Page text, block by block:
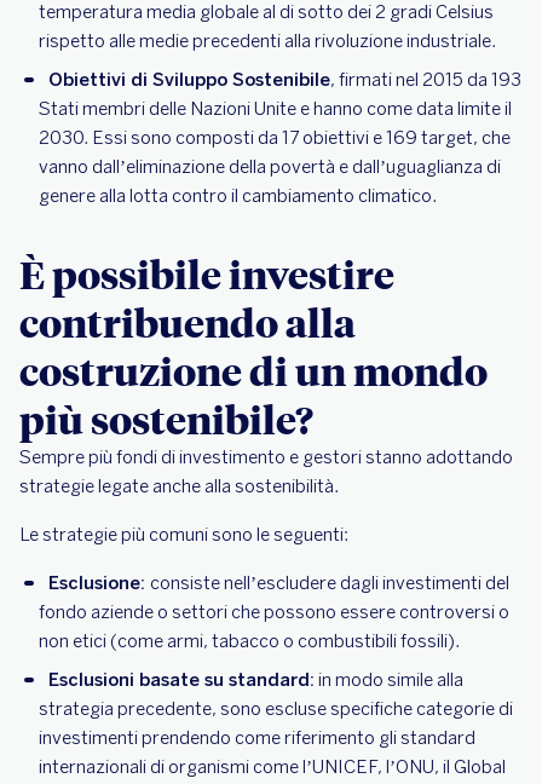
temperatura media globale al di sotto dei 2 gradi Celsius
rispetto alle medie precedenti alla rivoluzione industriale.
Obiettivi di Sviluppo Sostenibile, firmati nel 2015 da 193
Stati membri delle Nazioni Unite e hanno come data limite il
2030. Essi sono composti da 17 obiettivi e 169 target, che
vanno dall’eliminazione della povertà e dall’uguaglianza di
genere alla lotta contro il cambiamento climatico.
È possibile investire
contribuendo alla
costruzione di un mondo
più sostenibile?
Sempre più fondi di investimento e gestori stanno adottando
strategie legate anche alla sostenibilità.
Le strategie più comuni sono le seguenti:
Esclusione: consiste nell’escludere dagli investimenti del
fondo aziende o settori che possono essere controversi o
non etici (come armi, tabacco o combustibili fossili).
Esclusioni basate su standard: in modo simile alla
strategia precedente, sono escluse specifiche categorie di
investimenti prendendo come riferimento gli standard
internazionali di organismi come l’UNICEF, l’ONU, il Global